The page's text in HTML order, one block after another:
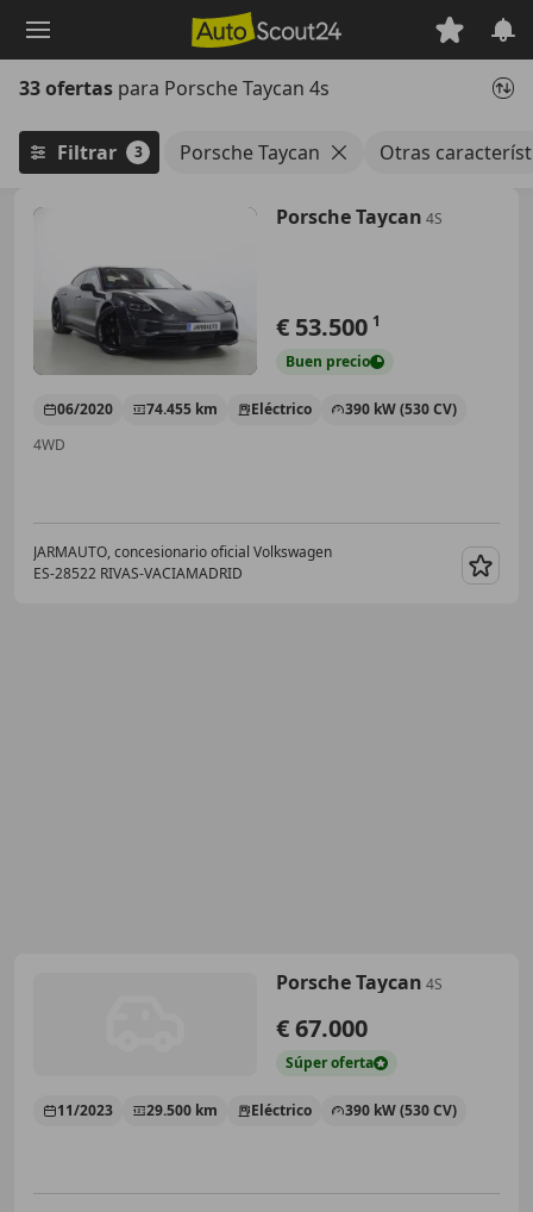
principal
33 ofertas para Porsche Taycan 4s
Filtrar 3 Porsche Taycan Otras
Porsche Taycan 4S
€ 53.500 1
Buen precio
06/2020 74.455 km Eléctrico
390 kW (530 CV)
4WD
JARMAUTO, concesionario oficial Volkswagen
ES-28522 RIVAS-VACIAMADRID
Porsche Taycan 4S
€ 67.000
Súperoferta
11/2023 29.500 km Eléctrico 390 kW (530 CV)